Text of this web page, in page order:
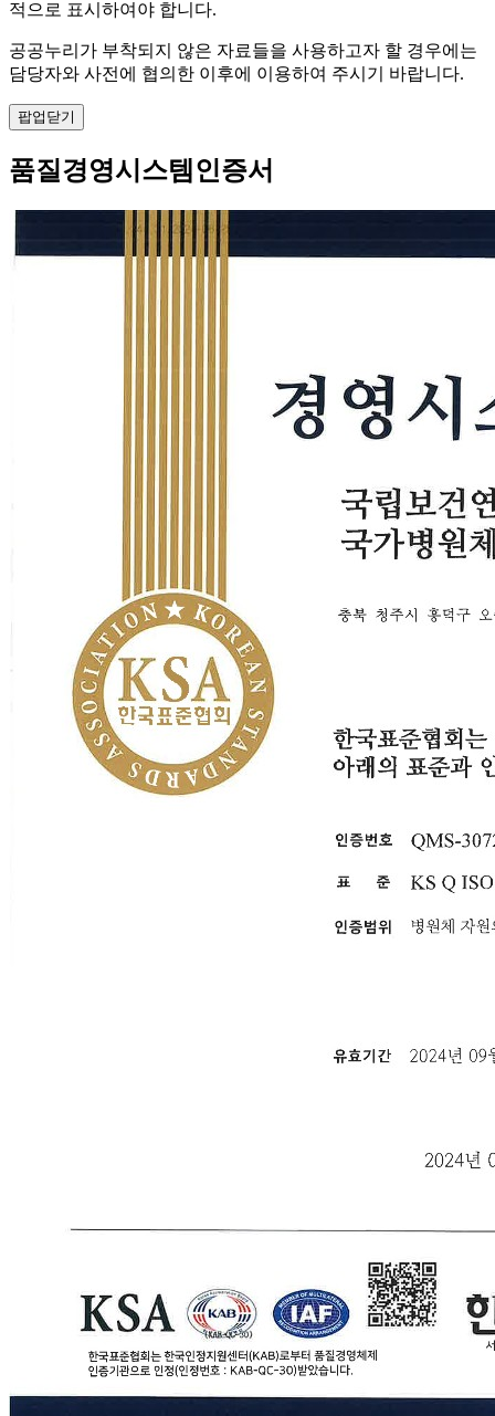
적으로 표시하여야 합니다.
공공누리가 부착되지 않은 자료들을 사용하고자 할 경우에는
담당자와 사전에 협의한 이후에 이용하여 주시기 바랍니다.
팝업닫기
품질경영시스템인증서